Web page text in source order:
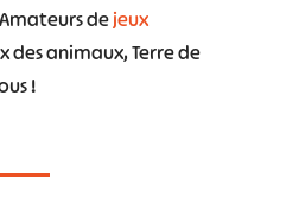
dejeux
des animaux, Terre de
!